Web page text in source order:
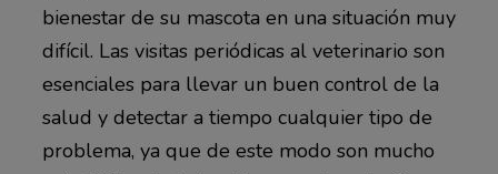
bienestar de su mascota en una situación muy
difícil. Las visitas periódicas al veterinario son
esenciales para llevar un buen control de la
salud y detectar a tiempo cualquier tipo de
problema, ya que de este modo son mucho